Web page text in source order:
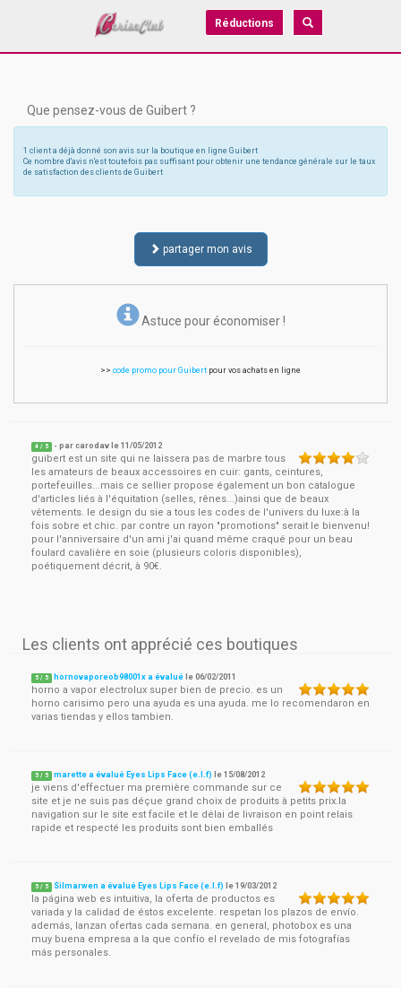
Réductions
Que pensez-vous de Guibert ?
1 client a déjà donné son avis sur la boutique en ligne Guibert
Ce nombre d'avis n'est toutefois pas suffisant pour obtenir une tendance générale sur le taux
de satisfaction des clients de Guibert
partager mon avis
Astuce pour économiser !
>> code promo pour Guibert pour vos achats en ligne
4 / 5 - parcarodav le11/05/2012
guibert est un site qui ne laissera pas de marbre tous
les amateurs de beaux accessoires en cuir: gants, ceintures,
portefeuilles...mais ce sellier propose également un bon catalogue
d'articles liés à l'équitation (selles, rênes...)ainsi que de beaux
vêtements. le design du sie a tous les codes de l'univers du luxe:à la
fois sobre et chic. par contre un rayon "promotions" serait le bienvenu!
pour l'anniversaire d'un ami j'ai quand même craqué pour un beau
foulard cavalière en soie (plusieurs coloris disponibles),
poétiquement décrit, à 90€.
Les clients ont apprécié ces boutiques
5 / 5 hornovaporeob98001x a évalué le06/02/2011
horno a vapor electrolux super bien de precio. es un
horno carisimo pero una ayuda es una ayuda. me lo recomendaron en
varias tiendas y ellos tambien.
5 / 5 marette a évalué Eyes Lips Face (e.l.f) le15/08/2012
je viens d'effectuer ma première commande sur ce
site et je ne suis pas déçue grand choix de produits à petits prix.la
navigation sur le site est facile et le délai de livraison en point relais
rapide et respecté les produits sont bien emballés
5 / 5 Silmarwen a évalué Eyes Lips Face (e.l.f) le19/03/2012
la página web es intuitiva, la oferta de productos es
variada y la calidad de éstos excelente. respetan los plazos de envío.
además, lanzan ofertas cada semana. en general, photobox es una
muy buena empresa a la que confío el revelado de mis fotografías
más personales.